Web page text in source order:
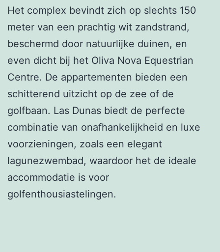
Het complex bevindt zich op slechts 150
meter van een prachtig wit zandstrand,
beschermd door natuurlijke duinen, en
even dicht bij het Oliva Nova Equestrian
Centre. De appartementen bieden een
schitterend uitzicht op de zee of de
golfbaan. Las Dunas biedt de perfecte
combinatie van onafhankelijkheid en luxe
voorzieningen, zoals een elegant
lagunezwembad, waardoor het de ideale
accommodatie is voor
golfenthousiastelingen.